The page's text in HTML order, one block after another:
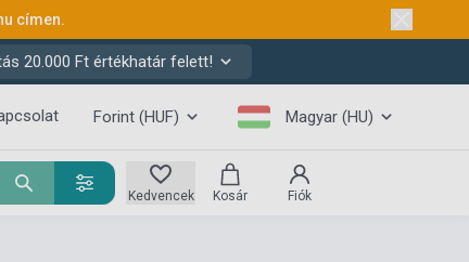
címen.
20.000 Ft értékhatár felett!
Forint (HUF) Magyar (HU)
Kedvencek Kosár Fiók